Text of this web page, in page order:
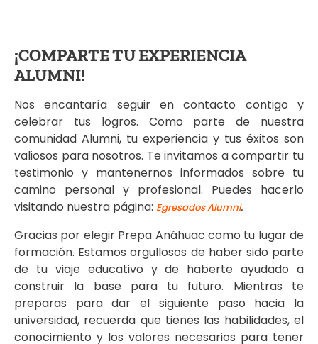
¡COMPARTE TU EXPERIENCIA
ALUMNI!
Nos encantaría seguir en contacto contigo y
celebrar tus logros. Como parte de nuestra
comunidad Alumni, tu experiencia y tus éxitos son
valiosos para nosotros. Te invitamos a compartir tu
testimonio y mantenernos informados sobre tu
camino personal y profesional. Puedes hacerlo
visitando nuestra página: Egresados Alumni.
Gracias por elegir Prepa Anáhuac como tu lugar de
formación. Estamos orgullosos de haber sido parte
de tu viaje educativo y de haberte ayudado a
construir la base para tu futuro. Mientras te
preparas para dar el siguiente paso hacia la
universidad, recuerda que tienes las habilidades, el
conocimiento y los valores necesarios para tener